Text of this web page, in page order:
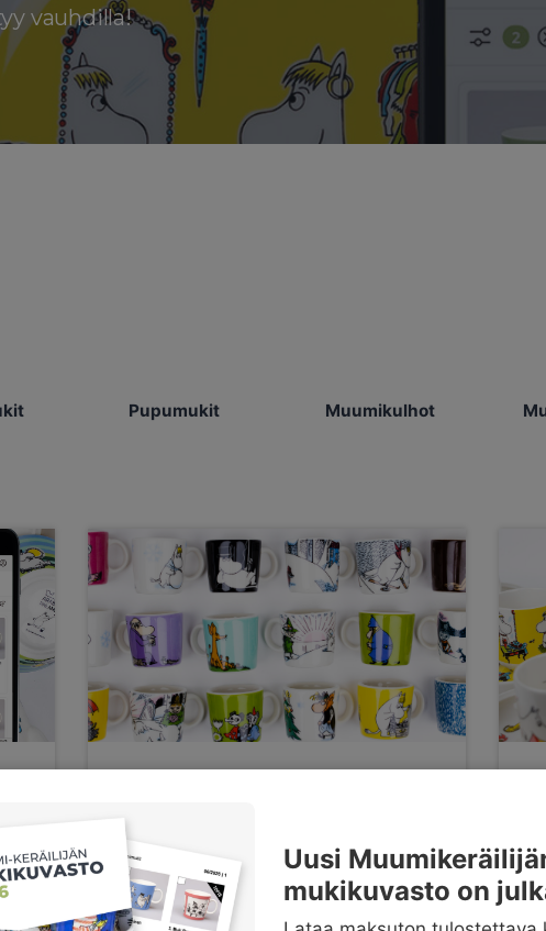
vauhdilla!
Pupumukit Muumikulhot
palveluun
ByMukify Tiedotteet
1.4.2022
Uusi
mukikuvasto on